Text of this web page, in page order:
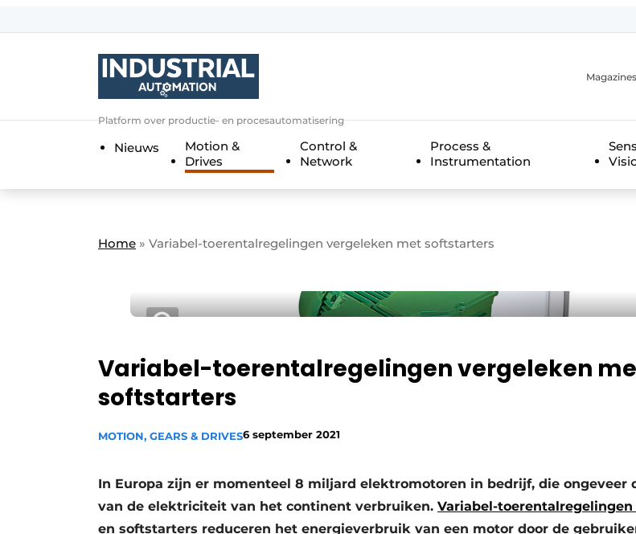
Algemene voorwaarden
Contact
Direct contact
Evenement aanmelden
Meest gelezen
Privacy / Cookie statement
Vacature aanmelden
Vacatures
Platform over productie- en procesautomatisering
Magazines
Nieuws
Motion &
Drives
Control &
Network
Process &
Instrumentation
Home » Variabel-toerentalregelingen vergeleken met softstarters
Variabel-toerentalregelingen vergeleken
softstarters
MOTION, GEARS & DRIVES6 september 2021
In Europa zijn er momenteel 8 miljard elektromotoren in bedrijf, die ongeveer
van de elektriciteit van het continent verbruiken. Variabel-toerentalregelingen
en softstarters reduceren het energieverbruik van een motor door de